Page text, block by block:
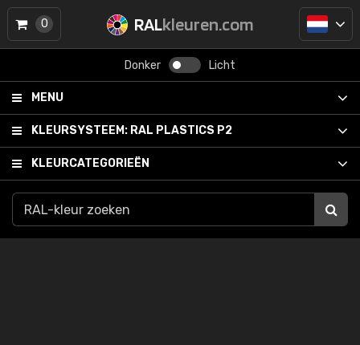
RALkleuren.com
Donker Licht
MENU
KLEURSYSTEEM: RAL PLASTICS P2
KLEURCATEGORIEËN
0